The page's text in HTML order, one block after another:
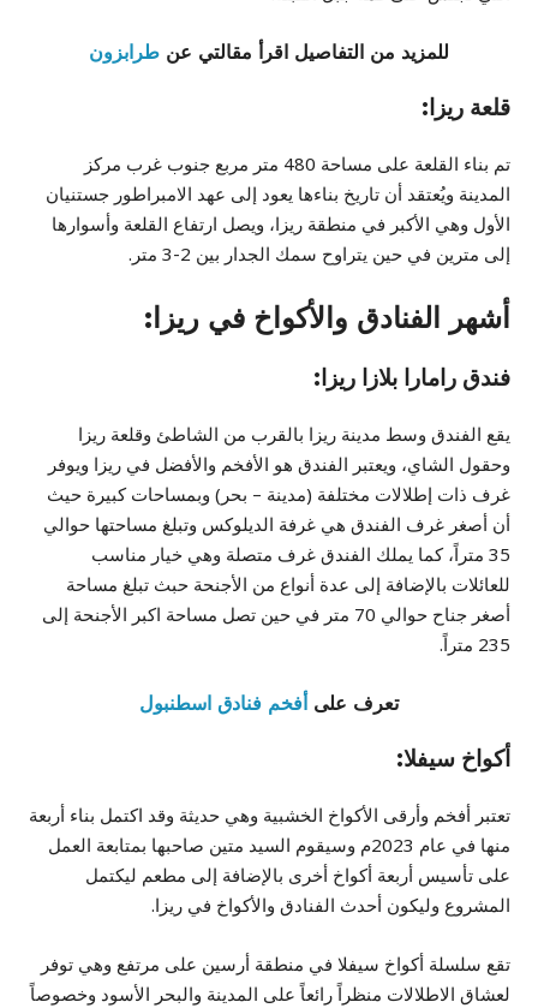
للمزيد من التفاصيل اقرأ مقالتي عن طرابزون
قلعة ريزا:
تم بناء القلعة على مساحة 480 متر مربع جنوب غرب مركز
المدينة ويُعتقد أن تاريخ بناءها يعود إلى عهد الامبراطور جستنيان
الأول وهي الأكبر في منطقة ريزا، ويصل ارتفاع القلعة وأسوارها
إلى مترين في حين يتراوح سمك الجدار بين 2-3 متر.
أشهر الفنادق والأكواخ في ريزا:
فندق رامارا بلازا ريزا:
يقع الفندق وسط مدينة ريزا بالقرب من الشاطئ وقلعة ريزا
وحقول الشاي، ويعتبر الفندق هو الأفخم والأفضل في ريزا ويوفر
غرف ذات إطلالات مختلفة (مدينة – بحر) وبمساحات كبيرة حيث
أن أصغر غرف الفندق هي غرفة الديلوكس وتبلغ مساحتها حوالي
35 متراً، كما يملك الفندق غرف متصلة وهي خيار مناسب
للعائلات بالإضافة إلى عدة أنواع من الأجنحة حبث تبلغ مساحة
أصغر جناح حوالي 70 متر في حين تصل مساحة اكبر الأجنحة إلى
235 متراً.
تعرف على أفخم فنادق اسطنبول
أكواخ سيفلا:
تعتبر أفخم وأرقى الأكواخ الخشبية وهي حديثة وقد اكتمل بناء أربعة
منها في عام 2023م وسيقوم السيد متين صاحبها بمتابعة العمل
على تأسيس أربعة أكواخ أخرى بالإضافة إلى مطعم ليكتمل
المشروع وليكون أحدث الفنادق والأكواخ في ريزا.
تقع سلسلة أكواخ سيفلا في منطقة أرسين على مرتفع وهي توفر
لعشاق الاطلالات منظراً رائعاً على المدينة والبحر الأسود وخصوصاً